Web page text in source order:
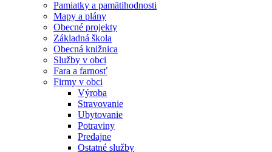
Pamiatky a pamätihodnosti
Mapy a plány
Obecné projekty
Základná škola
Obecná knižnica
Služby v obci
Fara a farnosť
Firmy v obci
Výroba
Stravovanie
Ubytovanie
Potraviny
Predajne
Ostatné služby